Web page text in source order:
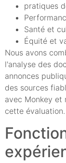
pratiques
Santé et
Équité et
Nous avons
l'analyse des
annonces
des sources
avec Monkey et
cette évaluation.